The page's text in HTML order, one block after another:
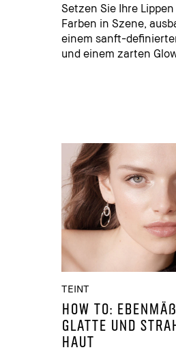
Setzen Sie Ihre
Farben in Szene,
einem sanft-
und einem zarten
TEINT
HOW TO:
GLATTE UND
HAUT